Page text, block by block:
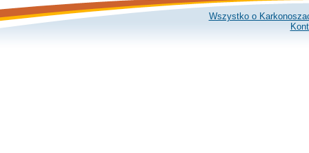
Wszystko o